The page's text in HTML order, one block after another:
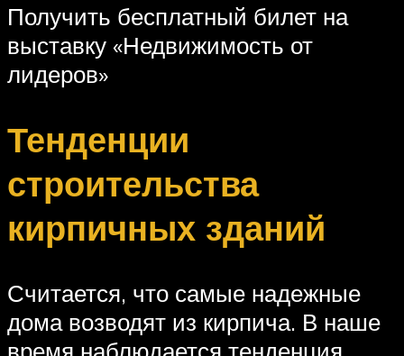
Получить бесплатный билет на
выставку «Недвижимость от
лидеров»
Тенденции
строительства
кирпичных зданий
Считается, что самые надежные
дома возводят из кирпича. В наше